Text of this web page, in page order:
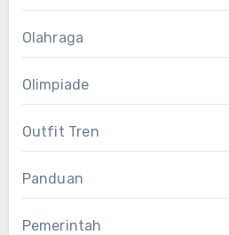
Olahraga
Olimpiade
Outfit Tren
Panduan
Pemerintah